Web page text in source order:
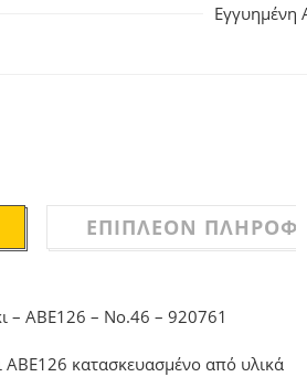
Εγγυημένη
ΕΠΙΠΛΈΟΝ
– ABE126 – No.46 – 920761
ABE126 κατασκευασμένο από υλικά